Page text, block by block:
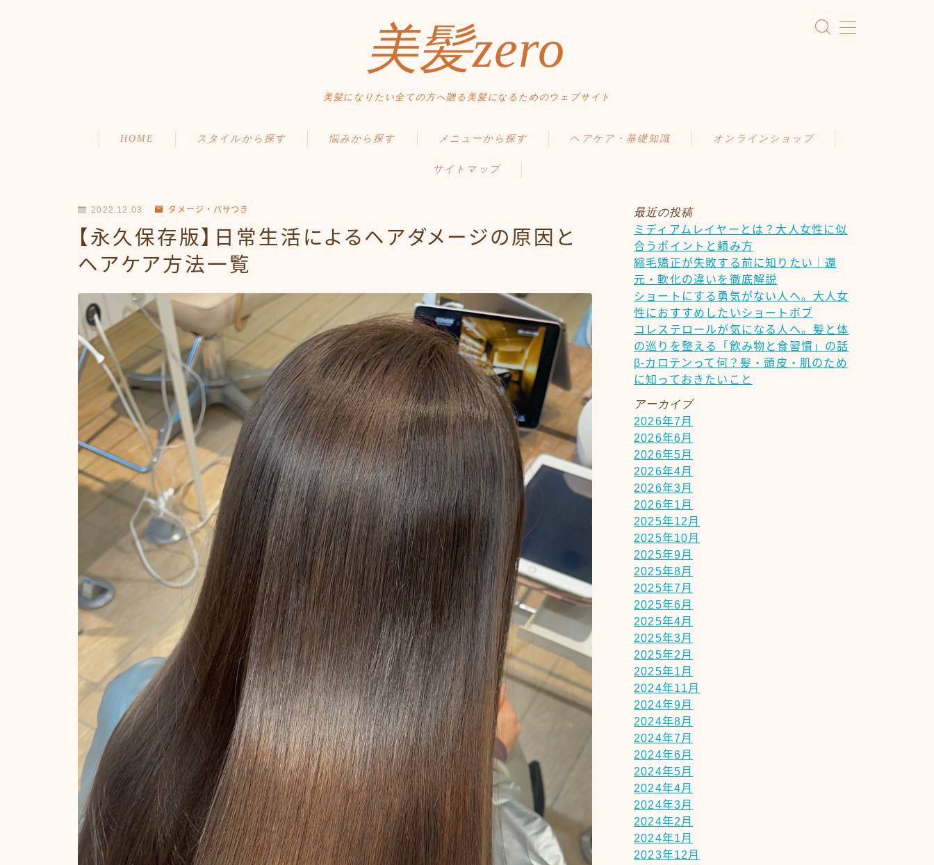
美髪zero
美髪になりたい全ての方へ贈る美髪になるためのウェブサイト
HOME
アクセス・サロン情報
ご予約
スタイルから探す
ミディアム
ロング
悩みから探す
ボリューム
抜け毛 薄毛
メニューから探す
縮毛矯正・髪質改善
パーマ
頭皮ケア
サロンワーク実例
ヘアケア・基礎知識
間違ったヘアケア
オンラインショップ
サイトマップ
HOME
ご予約
スタイルから探す
ショート
ボブ
ミディアム
ロング
悩みから探す
くせ・うねり・広がり
白髪・エイジングケア
ボリューム
抜け毛 薄毛
ダメージ・パサつき
抜け毛 薄毛
メニューから探す
縮毛矯正・髪質改善
白髪染め・ヘアカラー
パーマ
トリートメント
ヘッドスパ
頭皮ケア
サロンワーク実例
ヘアケア・基礎知識
2022.12.03 ダメージ・パサつき
【永久保存版】日常生活によるヘアダメージの原因と
ヘアケア方法一覧
最近の投稿
ミディアムレイヤーとは？大人女性に似
合うポイントと頼み方
縮毛矯正が失敗する前に知りたい｜還
元・軟化の違いを徹底解説
ショートにする勇気がない人へ。大人女
性におすすめしたいショートボブ
コレステロールが気になる人へ。髪と体
の巡りを整える「飲み物と食習慣」の話
β-カロテンって何？髪・頭皮・肌のため
に知っておきたいこと
アーカイブ
2026年7月
2026年6月
2026年5月
2026年4月
2026年3月
2026年1月
2025年12月
2025年10月
2025年9月
2025年8月
2025年7月
2025年6月
2025年4月
2025年3月
2025年2月
2025年1月
2024年11月
2024年9月
2024年8月
2024年7月
2024年6月
2024年5月
2024年4月
2024年3月
2024年2月
2024年1月
2023年12月